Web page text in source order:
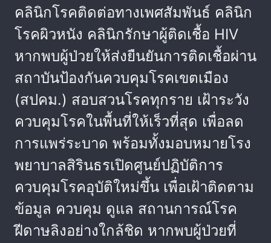
คลินิกโรคติดต่อทางเพศสัมพันธ์ คลินิก
โรคผิวหนัง คลินิกรักษาผู้ติดเชื้อ HIV
หากพบผู้ป่วยให้ส่งยืนยันการติดเชื้อผ่าน
สถาบันป้องกันควบคุมโรคเขตเมือง
(สปคม.) สอบสวนโรคทุกราย เฝ้าระวัง
ควบคุมโรคในพื้นที่ให้เร็วที่สุด เพื่อลด
การแพร่ระบาด พร้อมทั้งมอบหมายโรง
พยาบาลสิรินธรเปิดศูนย์ปฏิบัติการ
ควบคุมโรคอุบัติใหม่ขึ้น เพื่อเฝ้าติดตาม
ข้อมูล ควบคุม ดูแล สถานการณ์โรค
ฝีดาษลิงอย่างใกล้ชิด หากพบผู้ป่วยที่